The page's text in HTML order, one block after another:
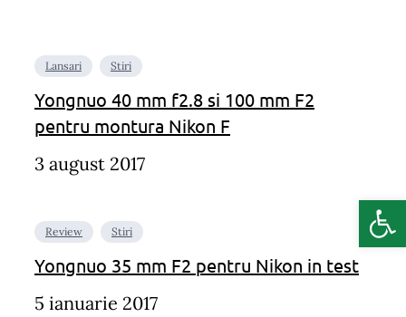
Lansari Stiri
Yongnuo 40 mm f2.8 si 100 mm F2
pentru montura Nikon F
3 august 2017
Review Stiri
Yongnuo 35 mm F2 pentru Nikon in test
5 ianuarie 2017